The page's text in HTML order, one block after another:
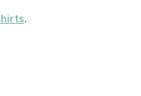
.